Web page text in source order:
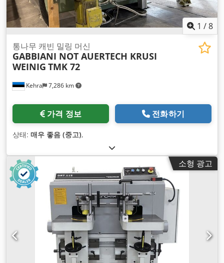
1 /8
Kehra 7,286 km
통나무 캐빈 밀링 머신
GABBIANI NOT AUERTECH KRUSI
WEINIG TMK 72
가격 정보 전화하기
상태: 매우 좋음 (중고),
소형 광고